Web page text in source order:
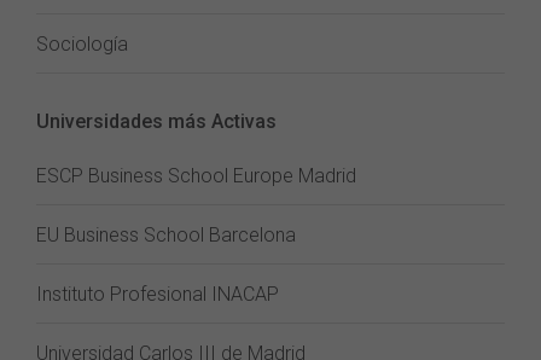
Sociología
Universidades más Activas
ESCP Business School Europe Madrid
EU Business School Barcelona
Instituto Profesional INACAP
Universidad Carlos III de Madrid